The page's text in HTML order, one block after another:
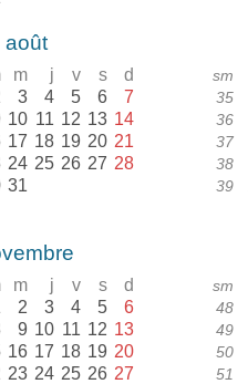
août
m j v s d
3 4 5 6 7
10 11 12 13 14
17 18 19 20 21
24 25 26 27 28
31
sm
35
36
37
38
39
m j v s d
2 3 4 5 6
9 10 11 12 13
16 17 18 19 20
23 24 25 26 27
sm
48
49
50
51